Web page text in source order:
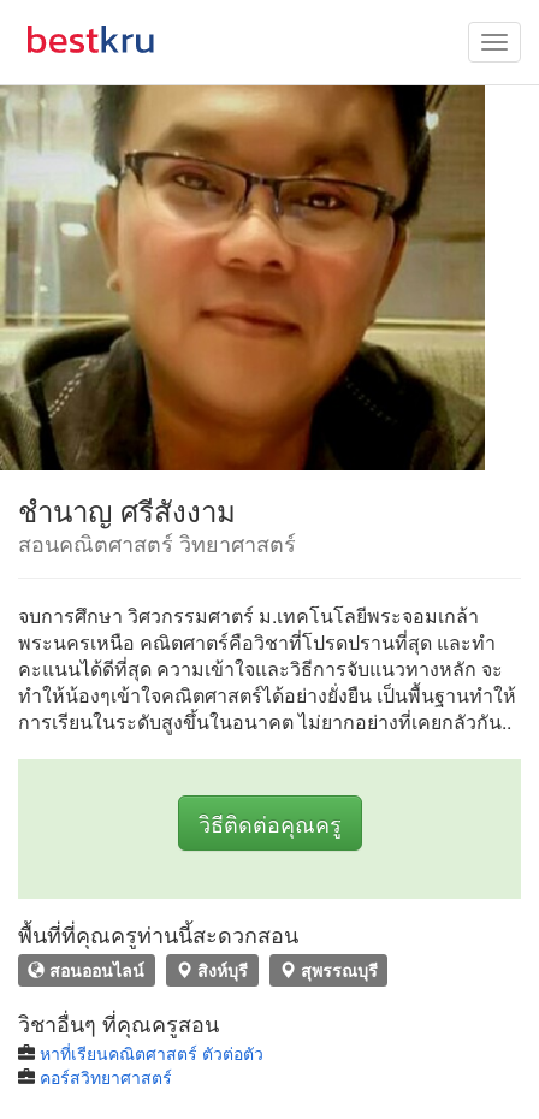
ชำนาญ ศรีสังงาม
สอนคณิตศาสตร์ วิทยาศาสตร์
จบการศึกษา วิศวกรรมศาตร์ ม.เทคโนโลยีพระจอมเกล้า
พระนครเหนือ คณิตศาตร์คือวิชาที่โปรดปรานที่สุด และทำ
คะแนนได้ดีที่สุด ความเข้าใจและวิธีการจับแนวทางหลัก จะ
ทำให้น้องๆเข้าใจคณิตศาสตร์ได้อย่างยั่งยืน เป็นพื้นฐานทำให้
การเรียนในระดับสูงขึ้นในอนาคต ไม่ยากอย่างที่เคยกลัวกัน..
วิธีติดต่อคุณครู
พื้นที่ที่คุณครูท่านนี้สะดวกสอน
สอนออนไลน์ สิงห์บุรี สุพรรณบุรี
วิชาอื่นๆ ที่คุณครูสอน
หาที่เรียนคณิตศาสตร์ ตัวต่อตัว
คอร์สวิทยาศาสตร์